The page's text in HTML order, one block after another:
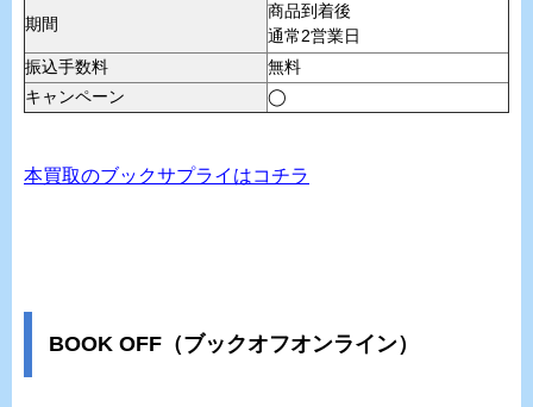
期間
商品到着後
通常2営業日
振込手数料
無料
キャンペーン
◯
本買取のブックサプライはコチラ
BOOK OFF（ブックオフオンライン）